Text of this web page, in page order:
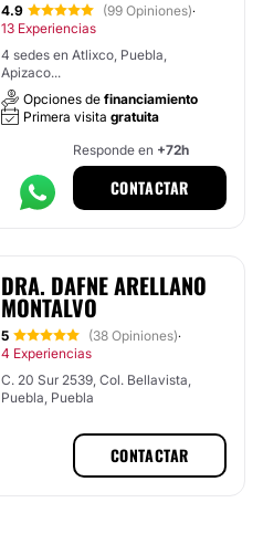
4.9 (99 Opiniones)·
13 Experiencias
4 sedes en Atlixco, Puebla,
Apizaco...
Opciones de financiamiento
Primera visita gratuita
Responde en +72h
CONTACTAR
DRA. DAFNE ARELLANO
MONTALVO
5 (38 Opiniones)·
4 Experiencias
C. 20 Sur 2539, Col. Bellavista,
Puebla, Puebla
CONTACTAR